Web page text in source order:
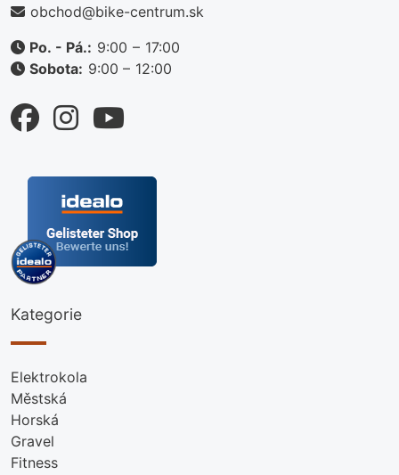
obchod@bike-centrum.sk
Po. - Pá.: 9:00 – 17:00
Sobota: 9:00 – 12:00
Kategorie
Elektrokola
Městská
Horská
Gravel
Fitness